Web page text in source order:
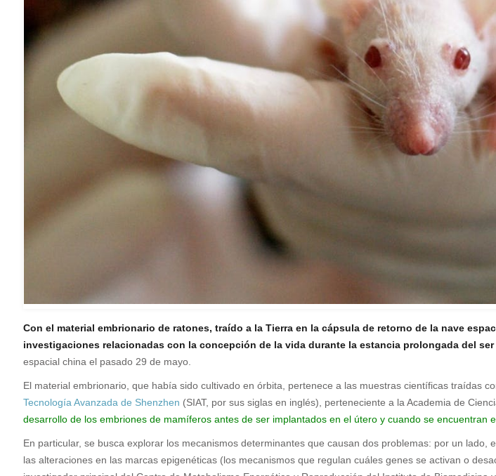
Con el material embrionario de ratones, traído a la Tierra en la cápsula de retorno de la nave
investigaciones relacionadas con la concepción de la vida durante la estancia prolongada del
espacial china el pasado 29 de mayo.
El material embrionario, que había sido cultivado en órbita, pertenece a las muestras científicas traídas
Tecnología Avanzada de Shenzhen (SIAT, por sus siglas en inglés), perteneciente a la Academia de
desarrollo de los embriones de mamíferos antes de ser implantados en el útero y cuando se encuentran
En particular, se busca explorar los mecanismos determinantes que causan dos problemas: por un
las alteraciones en las marcas epigenéticas (los mecanismos que regulan cuáles genes se activan o